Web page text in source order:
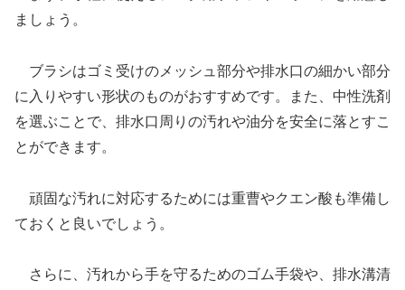
ましょう。
ブラシはゴミ受けのメッシュ部分や排水口の細かい部分
に入りやすい形状のものがおすすめです。また、中性洗剤
を選ぶことで、排水口周りの汚れや油分を安全に落とすこ
とができます。
頑固な汚れに対応するためには重曹やクエン酸も準備し
ておくと良いでしょう。
さらに、汚れから手を守るためのゴム手袋や、排水溝清